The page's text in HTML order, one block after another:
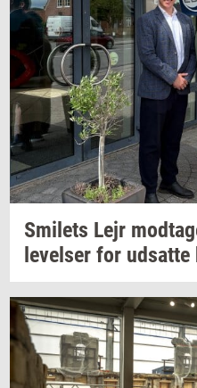
Smilets Lejr
le­vel­ser for ud­sat­te